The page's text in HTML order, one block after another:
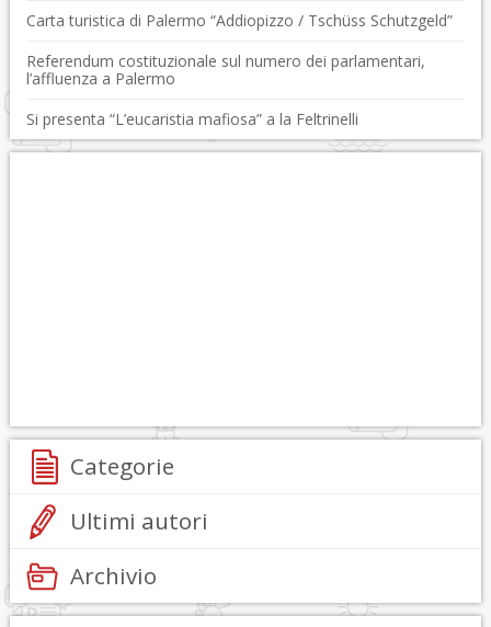
Carta turistica di Palermo “Addiopizzo / Tschüss Schutzgeld”
Referendum costituzionale sul numero dei parlamentari,
l’affluenza a Palermo
Si presenta “L’eucaristia mafiosa” a la Feltrinelli
Categorie
Ultimi autori
Archivio